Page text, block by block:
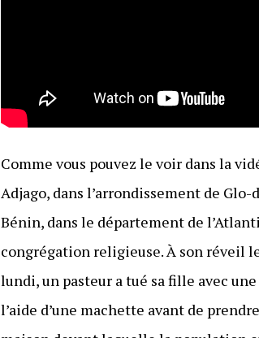
Comme vous pouvez le voir dans la
Adjago, dans l’arrondissement de Glo-
Bénin, dans le département de
congrégation religieuse. À son réveil
lundi, un pasteur a tué sa fille avec
l’aide d’une machette avant de